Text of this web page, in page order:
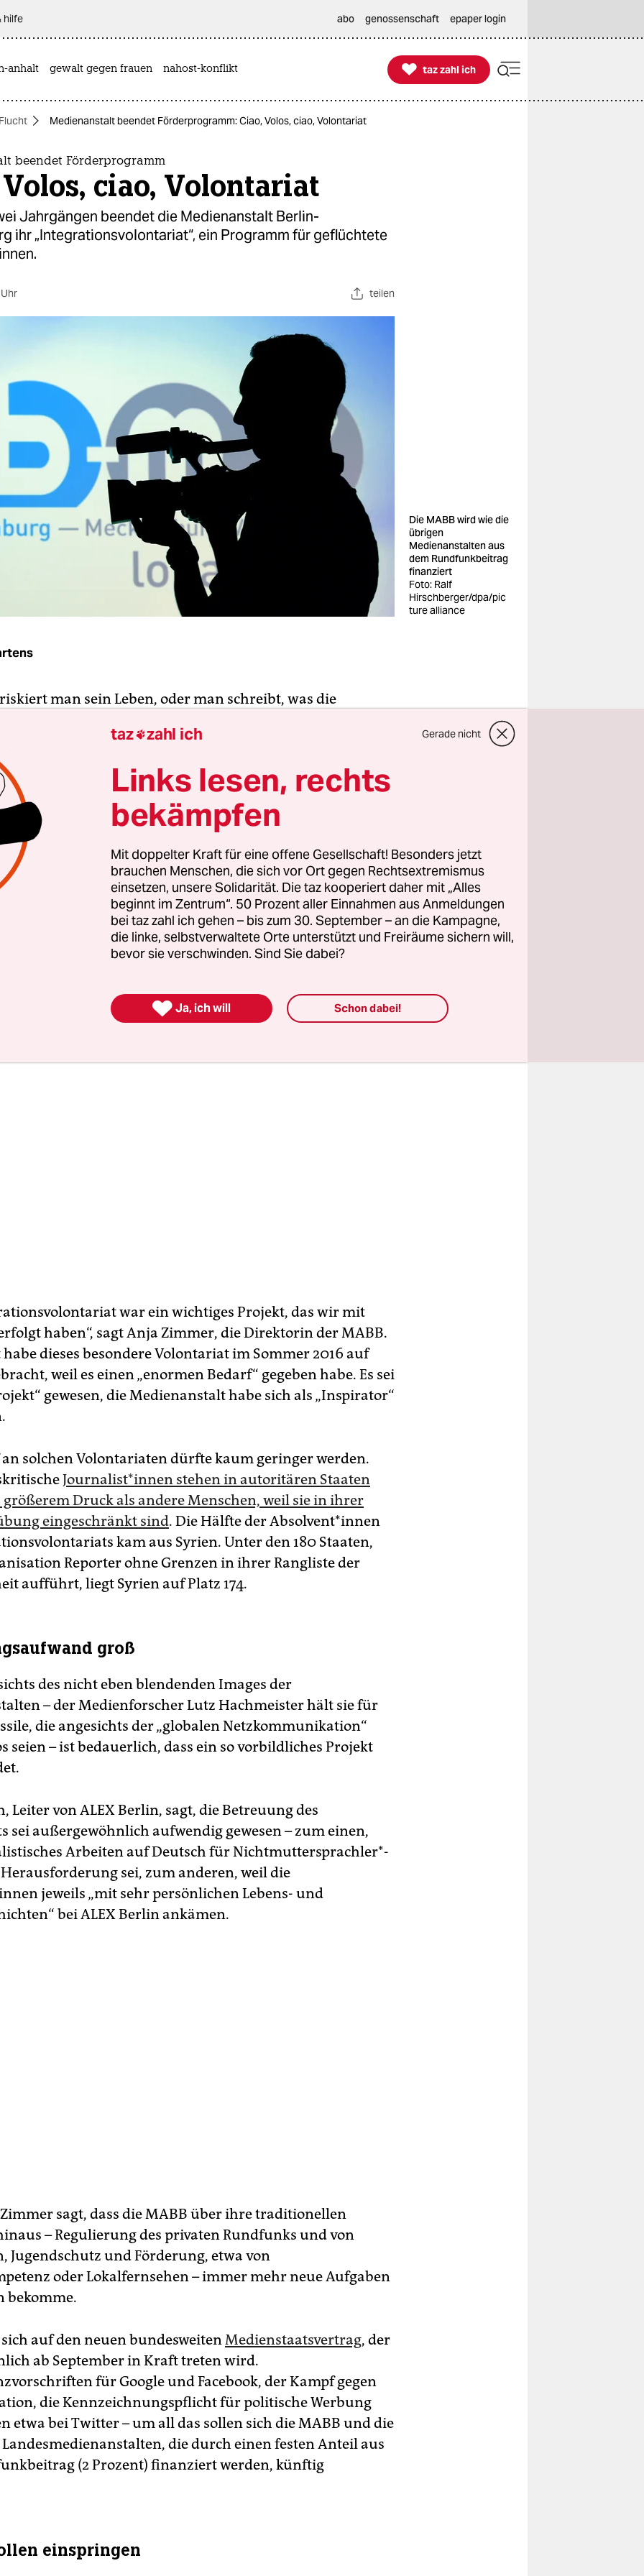
hilfe abo genossenschaft epaper login
anhalt gewalt gegen frauen nahost-konflikt 
taz zahl ich
taz zahl ich
Flucht Medienanstalt beendet Förderprogramm: Ciao, Volos, ciao, Volontariat
beendet Förderprogramm
ciao, Volontariat
Jahrgängen beendet die Medienanstalt Berlin-
ihr „Integrationsvolontariat“, ein Programm für geflüchtete
teilen
Die MABB wird wie die
übrigen
Medienanstalten aus
dem Rundfunkbeitrag
finanziert
Foto: Ralf
Hirschberger/dpa/pic
ture alliance
man sein Leben, oder man schreibt, was die
Radiosender gearbeitet hat, die Lage für Jour­na­list*in­
Heimatland. Seit 2018 absolviert Jadama ein
das die Medienanstalt Berlin-Brandenburg
Offenen Kanal ALEX Berlin anbietet. Hier würden
dafür geschaffen, dass man im deutschen
Fuß fassen kann, sagt die Journalistin.
besteht künftig aber nicht mehr. Ende Mai endet
kurze Geschichte dieses Volontariats, konzipiert für
mit Flucht- und Verfolgungshintergund. Schon nach
Jahrgang ist Schluss. Jadama, die während eines
Rama AldarwishundAli Hassanpouraus dem
letzten Absolvent*innen.
war ein wichtiges Projekt, das wir mit
haben“, sagt Anja Zimmer, die Direktorin der MABB.
dieses besondere Volontariat im Sommer 2016 auf
weil es einen „enormen Bedarf“ gegeben habe. Es sei
gewesen, die Medienanstalt habe sich als „Inspirator“
solchen Volontariaten dürfte kaum geringer werden.
Jour­na­list*in­nen stehen in autoritären Staaten
Druck als andere Menschen, weil sie in ihrer
eingeschränkt sind. Die Hälfte der Ab­sol­ven­t*in­nen
kam aus Syrien. Unter den 180 Staaten,
Reporter ohne Grenzen in ihrer Rangliste der
aufführt, liegt Syrien auf Platz 174.
groß
des nicht eben blendenden Images der
– der Medienforscher Lutz Hachmeister hält sie für
die angesichts der „globalen Netzkommunikation“
seien – ist bedauerlich, dass ein so vorbildliches Projekt
Leiter von ALEX Berlin, sagt, die Betreuung des
sei außergewöhnlich aufwendig gewesen – zum einen,
Arbeiten auf Deutsch für Nicht­mut­ter­sprach­ler*­
sei, zum anderen, weil die
jeweils „mit sehr persönlichen Lebens- und
bei ALEX Berlin ankämen.
sagt, dass die MABB über ihre traditionellen
– Regulierung des privaten Rundfunks und von
Jugendschutz und Förderung, etwa von
oder Lokalfernsehen – immer mehr neue Aufgaben
bekomme.
auf den neuen bundesweitenMedienstaatsvertrag, der
ab September in Kraft treten wird.
für Google und Facebook, der Kampf gegen
die Kennzeichnungspflicht für politische Werbung
etwa bei Twitter – um all das sollen sich die MABB und die
Landesmedienanstalten, die durch einen festen Anteil aus
(2 Prozent) finanziert werden, künftig
einspringen
taz zahl ich Gerade nicht
Links lesen, rechts
bekämpfen
Mit doppelter Kraft für eine offene Gesellschaft! Besonders jetzt
brauchen Menschen, die sich vor Ort gegen Rechtsextremismus
einsetzen, unsere Solidarität. Die taz kooperiert daher mit „Alles
beginnt im Zentrum“. 50 Prozent aller Einnahmen aus Anmeldungen
bei taz zahl ich gehen – bis zum 30. September – an die Kampagne,
die linke, selbstverwaltete Orte unterstützt und Freiräume sichern will,
bevor sie verschwinden. Sind Sie dabei?
 Ja, ich will Schon dabei!